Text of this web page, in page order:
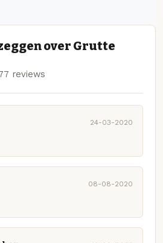
over Grutte
reviews
24-03-2020
08-08-2020